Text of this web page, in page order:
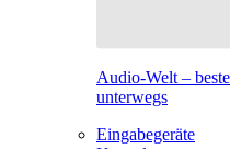
Audio-Welt –
unterwegs
Eingabegeräte